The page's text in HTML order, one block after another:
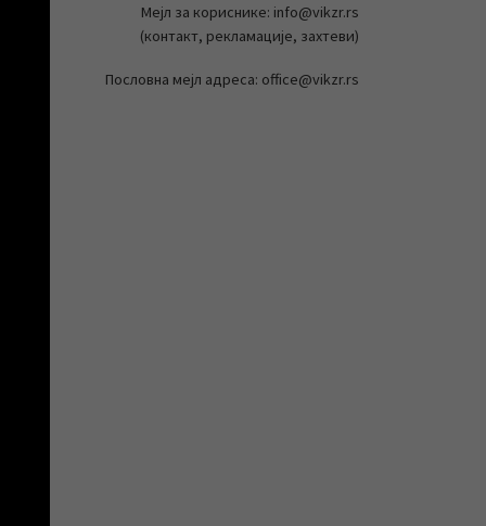
Мејл за кориснике: info@vikzr.rs
(контакт, рекламације, захтеви)
Пословна мејл адреса: office@vikzr.rs